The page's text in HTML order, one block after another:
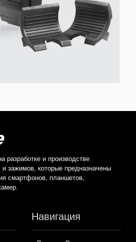
разработке и производстве
и зажимов, которые предназначены
смартфонов, планшетов,
Навигация